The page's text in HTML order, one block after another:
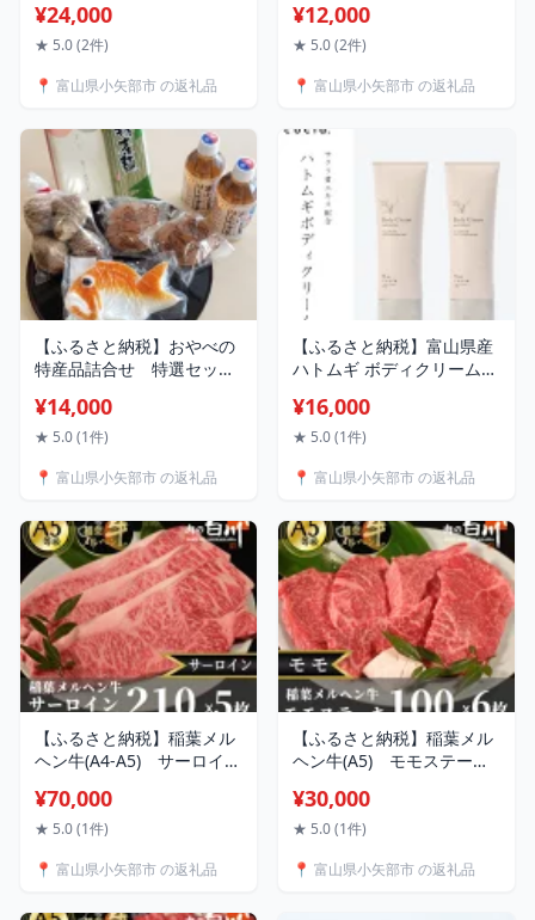
¥24,000
★ 5.0 (2件)
📍 富山県小矢部市 の返礼品
¥12,000
★ 5.0 (2件)
📍 富山県小矢部市 の返礼品
【ふるさと納税】おやべの
特産品詰合せ 特選セット
【1289996】
¥14,000
★ 5.0 (1件)
📍 富山県小矢部市 の返礼品
【ふるさと納税】富山県産
ハトムギ ボディクリーム
N521G902【1315066】
¥16,000
★ 5.0 (1件)
📍 富山県小矢部市 の返礼品
【ふるさと納税】稲葉メル
ヘン牛(A4-A5) サーロイン
不可地域：離島・北海道・
沖縄県・東北・中国・四
¥70,000
★ 5.0 (1件)
📍 富山県小矢部市 の返礼品
【ふるさと納税】稲葉メル
ヘン牛(A5) モモステーキ
域：離島・北海道・沖縄
県・東北・中国・四国・九
¥30,000
★ 5.0 (1件)
📍 富山県小矢部市 の返礼品